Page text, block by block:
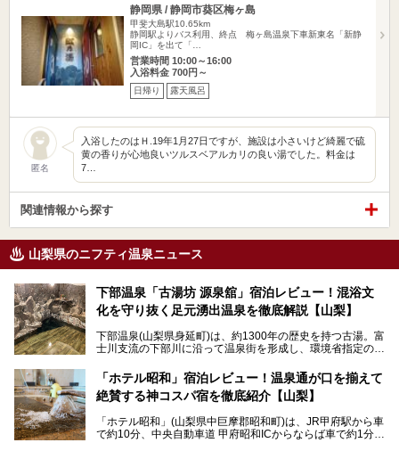
静岡県 / 静岡市葵区梅ヶ島
甲斐大島駅10.65km
静岡駅よりバス利用、終点 梅ヶ島温泉下車新東名「新静
岡IC」を出て「…
営業時間 10:00～16:00
入浴料金 700円～
日帰り 露天風呂
匿名
入浴したのはＨ.19年1月27日ですが、施設は小さいけど綺麗で硫
黄の香りが心地良いツルスベアルカリの良い湯でした。料金は
7…
関連情報から探す
山梨県のニフティ温泉ニュース
下部温泉「古湯坊 源泉舘」宿泊レビュー！混浴文
化を守り抜く足元湧出温泉を徹底解説【山梨】
下部温泉(山梨県身延町)は、約1300年の歴史を持つ古湯。富
士川支流の下部川に沿って温泉街を形成し、環境省指定の国
中でも「古湯坊 源泉舘」は、戦国時代に武田信玄公も療養
したと伝えられる名湯の宿。最大の特徴は、令和の現代にお
いても混浴文化が守られ、老若男女の分け隔て一切無く温泉
向にありますが、「古湯坊 源泉舘」では本来あるべき混浴
の姿が保たれている点に注目すべきでしょう。
「ホテル昭和」宿泊レビュー！温泉通が口を揃えて
絶賛する神コスパ宿を徹底紹介【山梨】
「ホテル昭和」(山梨県中巨摩郡昭和町)は、JR甲府駅から車
で約10分、中央自動車道 甲府昭和ICからならば車で約1分の